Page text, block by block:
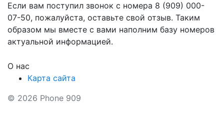
Если вам поступил звонок с номера 8 (909) 000-
07-50, пожалуйста, оставьте свой отзыв. Таким
образом мы вместе с вами наполним базу номеров
актуальной информацией.
О нас
Карта сайта
© 2026 Phone 909